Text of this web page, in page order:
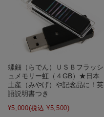
螺鈿（らでん）ＵＳＢフラッシ
ュメモリー虹（４GB）★日本
土産（みやげ）や記念品に！英
語説明書つき
¥5,000(税込 ¥5,500)